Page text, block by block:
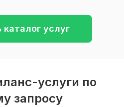
услуг
услуги по
запросу